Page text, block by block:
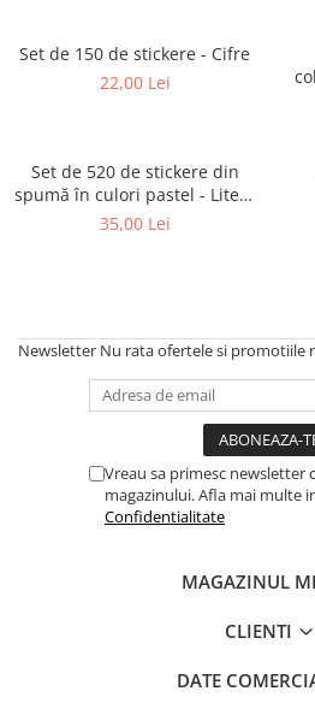
Set de 150 de stickere - Cifre
22,00 Lei
Set de 520 de stickere din
spumă în culori pastel - Litere
de tipar
35,00 Lei
Newsletter Nu rata ofertele si promotiile
Vreau sa primesc newsletter
magazinului. Afla mai multe
Confidentialitate
MAGAZINUL
CLIENTI
DATE